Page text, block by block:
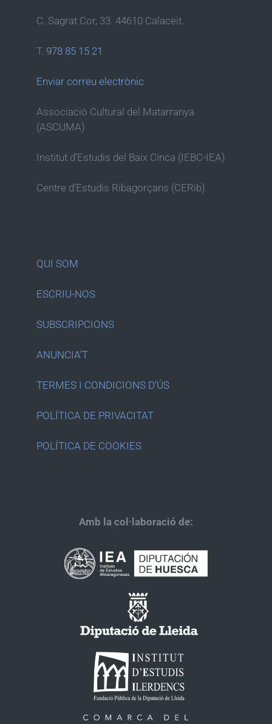
C. Sagrat Cor, 33. 44610 Calaceit.
T. 978 85 15 21
Enviar correu electrònic
Associació Cultural del Matarranya
(ASCUMA)
Institut d’Estudis del Baix Cinca (IEBC-IEA)
Centre d’Estudis Ribagorçans (CERib)
QUI SOM
ESCRIU-NOS
SUBSCRIPCIONS
ANUNCIA’T
TERMES I CONDICIONS D’ÚS
POLÍTICA DE PRIVACITAT
POLÍTICA DE COOKIES
Amb la col·laboració de: